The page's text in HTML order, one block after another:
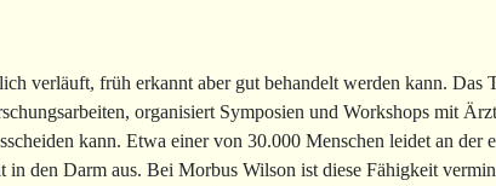
verläuft, früh erkannt aber gut behandelt werden kann. Das
organisiert Symposien und Workshops mit
kann. Etwa einer von 30.000 Menschen leidet an
den Darm aus. Bei Morbus Wilson ist diese Fähigkeit